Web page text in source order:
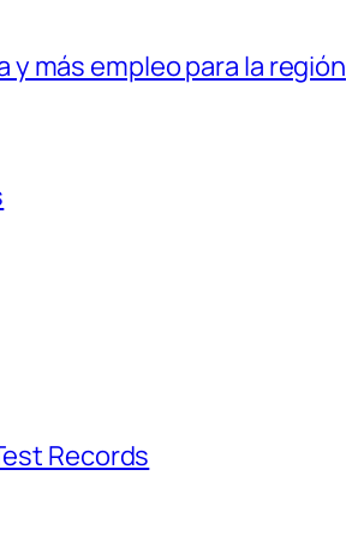
más empleo para la región
Records